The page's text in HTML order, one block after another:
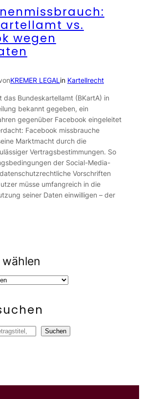
vs.
wegen
KREMER LEGALin Kartellrecht
das Bundeskartellamt (BKartA) in
bekannt gegeben, ein
gegenüber Facebook eingeleitet
Facebook missbrauche
Marktmacht durch die
Vertragsbestimmungen. So
der Social-Media-
Vorschriften
müsse umfangreich in die
seiner Daten einwilligen – der
wählen
Suchen